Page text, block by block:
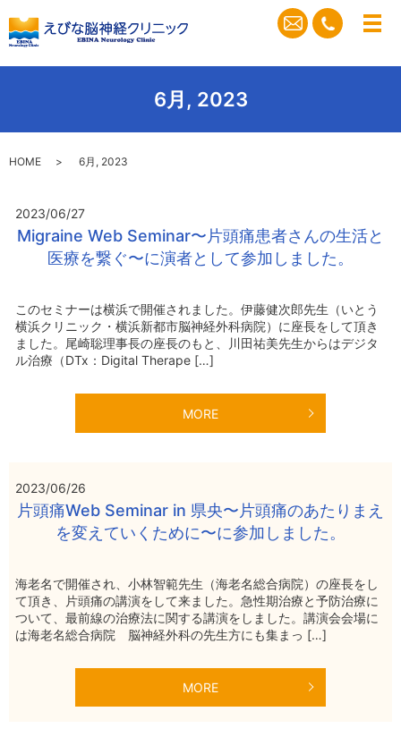
メ
6月, 2023
HOME 6月, 2023
2023/06/27
Migraine Web Seminar〜片頭痛患者さんの生活と
医療を繋ぐ〜に演者として参加しました。
このセミナーは横浜で開催されました。伊藤健次郎先生（いとう
横浜クリニック・横浜新都市脳神経外科病院）に座長をして頂き
ました。尾崎聡理事長の座長のもと、川田祐美先生からはデジタ
ル治療（DTx：Digital Therape […]
MORE
2023/06/26
片頭痛Web Seminar in 県央〜片頭痛のあたりまえ
を変えていくために〜に参加しました。
海老名で開催され、小林智範先生（海老名総合病院）の座長をし
て頂き、片頭痛の講演をして来ました。急性期治療と予防治療に
ついて、最前線の治療法に関する講演をしました。講演会会場に
は海老名総合病院 脳神経外科の先生方にも集まっ […]
MORE